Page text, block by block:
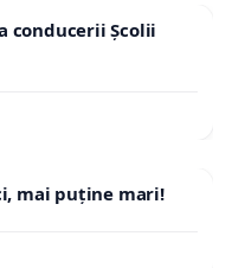
conducerii Școlii
mai puține mari!